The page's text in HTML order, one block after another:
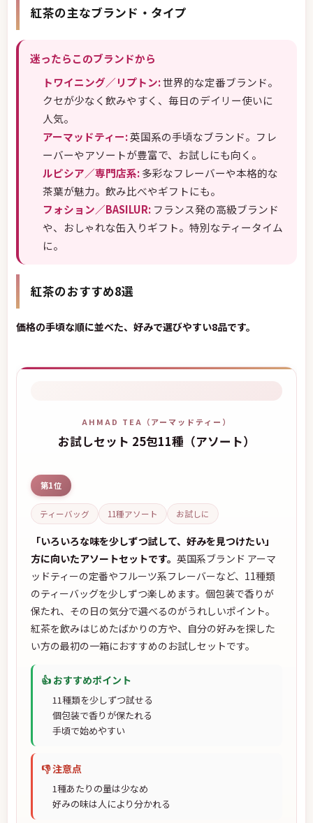
紅茶の主なブランド・タイプ
迷ったらこのブランドから
トワイニング／リプトン:世界的な定番ブランド。
クセが少なく飲みやすく、毎日のデイリー使いに
人気。
アーマッドティー:英国系の手頃なブランド。フレ
ーバーやアソートが豊富で、お試しにも向く。
ルピシア／専門店系:多彩なフレーバーや本格的な
茶葉が魅力。飲み比べやギフトにも。
フォション／BASILUR: フランス発の高級ブランド
や、おしゃれな缶入りギフト。特別なティータイム
に。
紅茶のおすすめ8選
価格の手頃な順に並べた、好みで選びやすい8品です。
AHMAD TEA（アーマッドティー）
お試しセット 25包11種（アソート）
第1位
ティーバッグ 11種アソート お試しに
「いろいろな味を少しずつ試して、好みを見つけたい」
方に向いたアソートセットです。 英国系ブランド アーマ
ッドティーの定番やフルーツ系フレーバーなど、11種類
のティーバッグを少しずつ楽しめます。個包装で香りが
保たれ、その日の気分で選べるのがうれしいポイント。
紅茶を飲みはじめたばかりの方や、自分の好みを探した
い方の最初の一箱におすすめのお試しセットです。
👍 おすすめポイント
11種類を少しずつ試せる
個包装で香りが保たれる
手頃で始めやすい
👎 注意点
1種あたりの量は少なめ
好みの味は人により分かれる